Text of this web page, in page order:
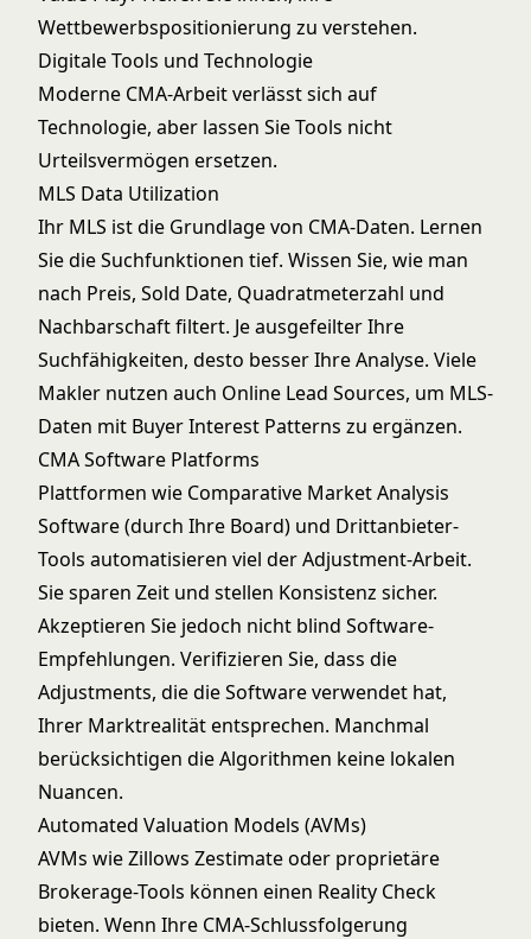
Wettbewerbspositionierung zu verstehen.
Digitale Tools und Technologie
Moderne CMA-Arbeit verlässt sich auf
Technologie, aber lassen Sie Tools nicht
Urteilsvermögen ersetzen.
MLS Data Utilization
Ihr MLS ist die Grundlage von CMA-Daten. Lernen
Sie die Suchfunktionen tief. Wissen Sie, wie man
nach Preis, Sold Date, Quadratmeterzahl und
Nachbarschaft filtert. Je ausgefeilter Ihre
Suchfähigkeiten, desto besser Ihre Analyse. Viele
Makler nutzen auch Online Lead Sources, um MLS-
Daten mit Buyer Interest Patterns zu ergänzen.
CMA Software Platforms
Plattformen wie Comparative Market Analysis
Software(durch Ihre Board) und Drittanbieter-
Tools automatisieren viel der Adjustment-Arbeit.
Sie sparen Zeit und stellen Konsistenz sicher.
Akzeptieren Sie jedoch nicht blind Software-
Empfehlungen. Verifizieren Sie, dass die
Adjustments, die die Software verwendet hat,
Ihrer Marktrealität entsprechen. Manchmal
berücksichtigen die Algorithmen keine lokalen
Nuancen.
Automated Valuation Models (AVMs)
AVMs wie Zillows Zestimate oder proprietäre
Brokerage-Tools können einen Reality Check
bieten. Wenn Ihre CMA-Schlussfolgerung